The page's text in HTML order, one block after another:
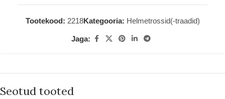
Tootekood: 2218Kategooria: Helmetrossid(-traadid)
Jaga:
Seotud tooted